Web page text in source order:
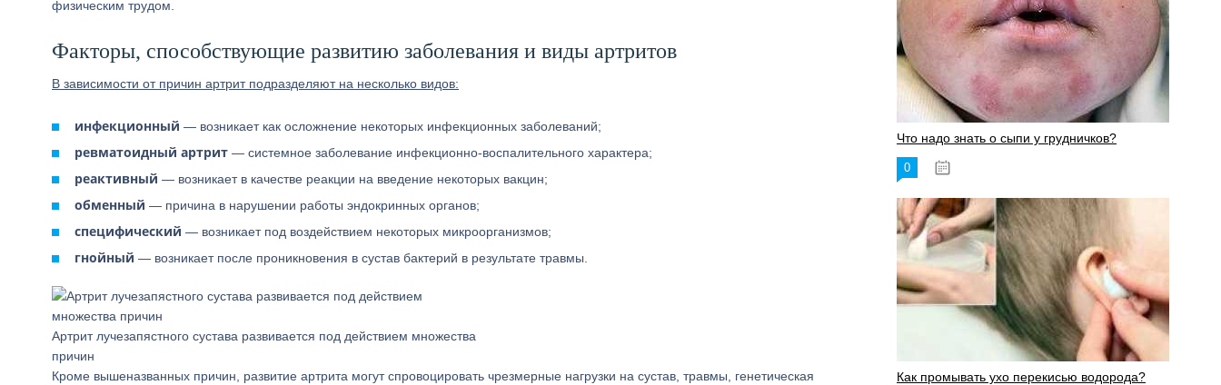
физическим трудом.
Факторы, способствующие развитию заболевания и виды артритов
В зависимости от причин артрит подразделяют на несколько видов:
инфекционный — возникает как осложнение некоторых инфекционных заболеваний;
ревматоидный артрит — системное заболевание инфекционно-воспалительного характера;
реактивный — возникает в качестве реакции на введение некоторых вакцин;
обменный — причина в нарушении работы эндокринных органов;
специфический — возникает под воздействием некоторых микроорганизмов;
гнойный — возникает после проникновения в сустав бактерий в результате травмы.
Артрит лучезапястного сустава развивается под действием множества
причин
Кроме вышеназванных причин, развитие артрита могут спровоцировать чрезмерные нагрузки на сустав, травмы, генетическая
Что надо знать о сыпи у грудничков?
0
Как промывать ухо перекисью водорода?